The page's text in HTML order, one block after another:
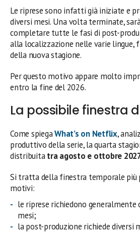
Le riprese sono infatti già iniziate e
diversi mesi. Una volta terminate,
completare tutte le fasi di post-
alla localizzazione nelle varie lingue,
della nuova stagione.
Per questo motivo appare molto
entro la fine del 2026.
La possibile finestra
Come spiegaWhat’s on Netflix,
produttivo della serie, la quarta
distribuitatra agosto e ottobre
Si tratta della finestra temporale più
motivi:
le riprese richiedono generalmente
mesi;
la post-produzione richiede diversi